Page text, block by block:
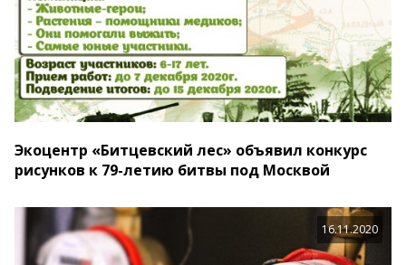
Экоцентр «Битцевский лес» объявил конкурс
рисунков к 79-летию битвы под Москвой
16.11.2020